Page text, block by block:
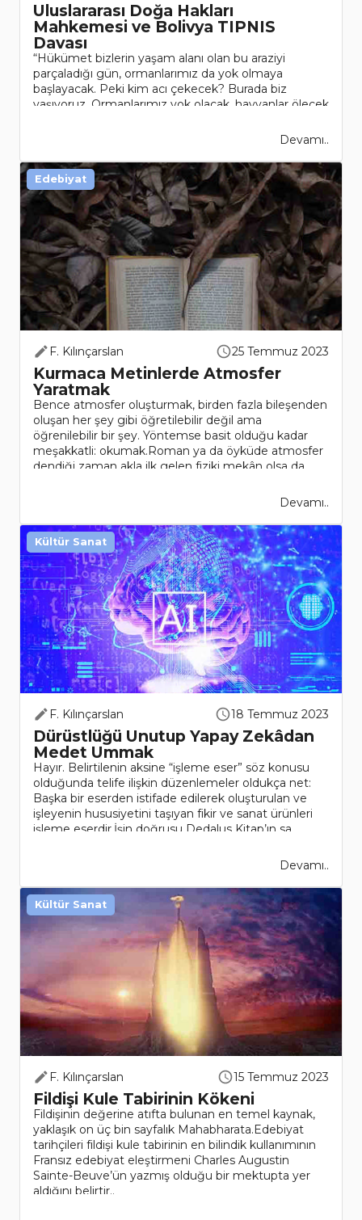
Uluslararası Doğa Hakları
Mahkemesi ve Bolivya TIPNIS
Davası
“Hükümet bizlerin yaşam alanı olan bu araziyi
parçaladığı gün, ormanlarımız da yok olmaya
başlayacak. Peki kim acı çekecek? Burada biz
yaşıyoruz. Ormanlarımız yok olacak, hayvanlar ölecek
Devamı..
F. Kılınçarslan 25 Temmuz 2023
Kurmaca Metinlerde Atmosfer
Yaratmak
Bence atmosfer oluşturmak, birden fazla bileşenden
oluşan her şey gibi öğretilebilir değil ama
öğrenilebilir bir şey. Yöntemse basit olduğu kadar
meşakkatli: okumak.Roman ya da öyküde atmosfer
dendiği zaman akla ilk gelen fiziki mekân olsa da
Devamı..
Edebiyat
F. Kılınçarslan 18 Temmuz 2023
Dürüstlüğü Unutup Yapay Zekâdan
Medet Ummak
Hayır. Belirtilenin aksine “işleme eser” söz konusu
olduğunda telife ilişkin düzenlemeler oldukça net:
Başka bir eserden istifade edilerek oluşturulan ve
işleyenin hususiyetini taşıyan fikir ve sanat ürünleri
işleme eserdir.İşin doğrusu Dedalus Kitap’ın sa..
Devamı..
Kültür Sanat
F. Kılınçarslan 15 Temmuz 2023
Fildişi Kule Tabirinin Kökeni
Fildişinin değerine atıfta bulunan en temel kaynak,
yaklaşık on üç bin sayfalık Mahabharata.Edebiyat
tarihçileri fildişi kule tabirinin en bilindik kullanımının
Fransız edebiyat eleştirmeni Charles Augustin
Sainte-Beuve’ün yazmış olduğu bir mektupta yer
aldığını belirtir..
Kültür Sanat